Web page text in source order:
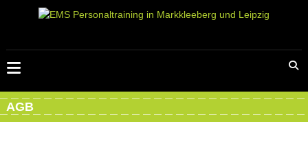
EMS
PERSONALTRAINING
IN
MARKKLEEBERG
AGB